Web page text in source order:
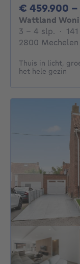
€ 459.900
Wattland
3 - 4
3 - 4 slp. ·
2800 Mechelen
Thuis in licht,
het hele gezin